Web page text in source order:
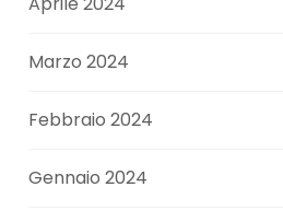
Marzo 2024
Febbraio 2024
Gennaio 2024